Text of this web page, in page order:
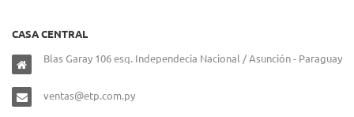
CASA CENTRAL
Blas Garay 106 esq. Independecia Nacional / Asunción - Paraguay
ventas@etp.com.py